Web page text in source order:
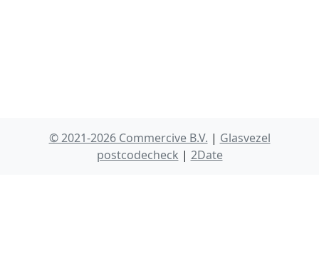
© 2021-2026 Commercive B.V. | Glasvezel
postcodecheck | 2Date